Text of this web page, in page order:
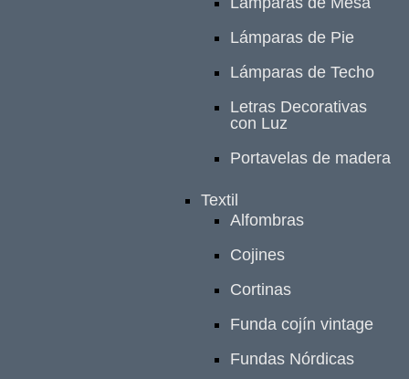
Lámparas de Pie
Lámparas de Techo
Letras Decorativas
con Luz
Portavelas de madera
Textil
Alfombras
Cojines
Cortinas
Funda cojín vintage
Fundas Nórdicas